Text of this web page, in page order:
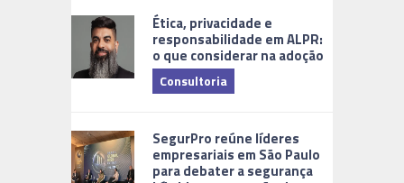
Ética, privacidade e
responsabilidade em ALPR:
o que considerar na adoção
Consultoria
SegurPro reúne líderes
empresariais em São Paulo
para debater a segurança